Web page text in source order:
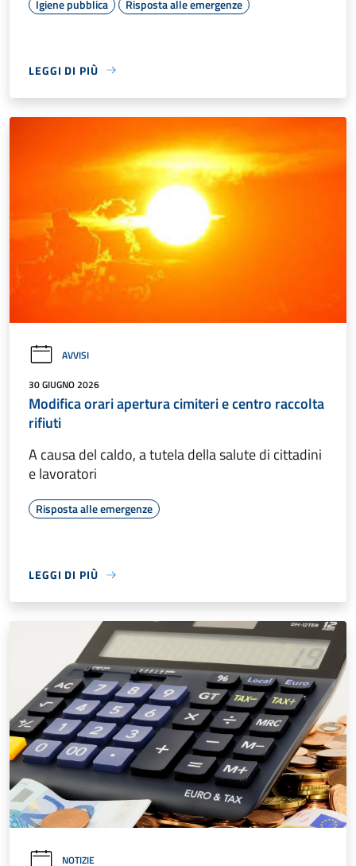
Igiene pubblica Risposta alle emergenze
LEGGI DI PIÙ
AVVISI
30 GIUGNO 2026
Modifica orari apertura cimiteri e centro raccolta
rifiuti
A causa del caldo, a tutela della salute di cittadini
e lavoratori
Risposta alle emergenze
LEGGI DI PIÙ
NOTIZIE